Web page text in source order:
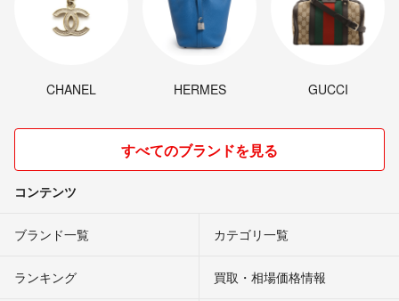
CHANEL HERMES GUCCI
すべてのブランドを見る
コンテンツ
ブランド一覧 カテゴリ一覧
ランキング 買取・相場価格情報